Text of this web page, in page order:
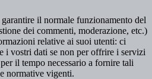
il normale funzionamento del
dei commenti, moderazione, etc.)
relative ai suoi utenti: ci
i vostri dati se non per offrire i servizi
il tempo necessario a fornire tali
normative vigenti.